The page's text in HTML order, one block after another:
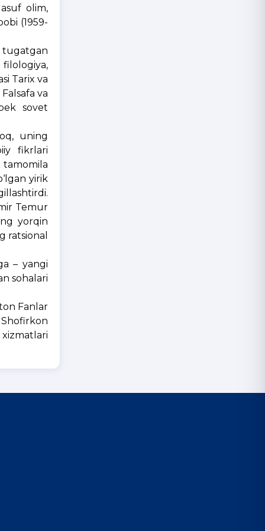
olim,
(1959-
tugatgan
Tarix va
va
sovet
uning
fikrlari
tamomila
yirik
Temur
yorqin
ratsional
– yangi
sohalari
Fanlar